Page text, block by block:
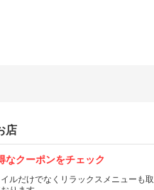
店
なクーポンをチェック
ルだけでなくリラックスメニューも取